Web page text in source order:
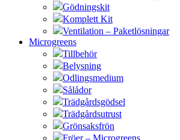
Gödningskit
Komplett Kit
Ventilation – Paketlösningar
Microgreens
Tillbehör
Belysning
Odlingsmedium
Sålådor
Trädgårdsgödsel
Trädgårdsutrust
Grönsaksfrön
Fröer – Microgreens